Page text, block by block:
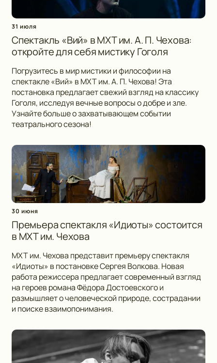
31 июля
Спектакль «Вий» в МХТ им. А. П. Чехова:
откройте для себя мистику Гоголя
Погрузитесь в мир мистики и философии на
спектакле «Вий» в МХТ им. А. П. Чехова! Эта
постановка предлагает свежий взгляд на классику
Гоголя, исследуя вечные вопросы о добре и зле.
Узнайте больше о захватывающем событии
театрального сезона!
30 июня
Премьера спектакля «Идиоты» состоится
в МХТ им. Чехова
МХТ им. Чехова представит премьеру спектакля
«Идиоты» в постановке Сергея Волкова. Новая
работа режиссера предлагает современный взгляд
на героев романа Фёдора Достоевского и
размышляет о человеческой природе, сострадании
и поиске взаимопонимания.